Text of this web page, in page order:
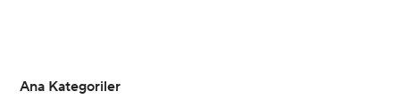
Ana Kategoriler